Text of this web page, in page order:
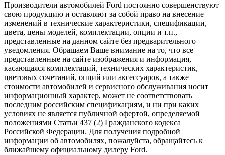
Производители автомобилей Ford постоянно совершенствуют
свою продукцию и оставляют за собой право на внесение
изменений в технические характеристики, спецификации,
цвета, цены моделей, комплектации, опции и т.п.,
представленные на данном сайте без предварительного
уведомления. Обращаем Ваше внимание на то, что все
представленные на сайте изображения и информация,
касающаяся комплектаций, технических характеристик,
цветовых сочетаний, опций или аксессуаров, а также
стоимости автомобилей и сервисного обслуживания носит
информационный характер, может не соответствовать
последним российским спецификациям, и ни при каких
условиях не является публичной офертой, определяемой
положениями Статьи 437 (2) Гражданского кодекса
Российской Федерации. Для получения подробной
информации об автомобилях, пожалуйста, обращайтесь к
ближайшему официальному дилеру Ford.